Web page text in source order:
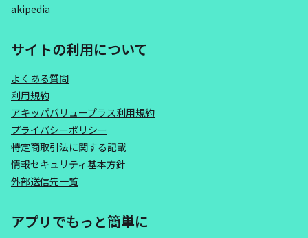
akipedia
サイトの利用について
よくある質問
利用規約
アキッパバリュープラス利用規約
プライバシーポリシー
特定商取引法に関する記載
情報セキュリティ基本方針
外部送信先一覧
アプリでもっと簡単に